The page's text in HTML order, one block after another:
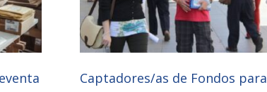
Captadores/as de Fondos para